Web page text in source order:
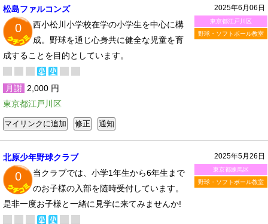
2025年6月06日
東京都江戸川区
野球・ソフトボール教室
松島ファルコンズ
0
西小松川小学校在学の小学生を中心に構
成。野球を通じ心身共に健全な児童を育
成することを目的としています。
月謝 2,000 円
東京都江戸川区
2025年5月26日
東京都練馬区
野球・ソフトボール教室
北原少年野球クラブ
0
当クラブでは、小学1年生から6年生まで
のお子様の入部を随時受付しています。
是非一度お子様と一緒に見学に来てみませんか!